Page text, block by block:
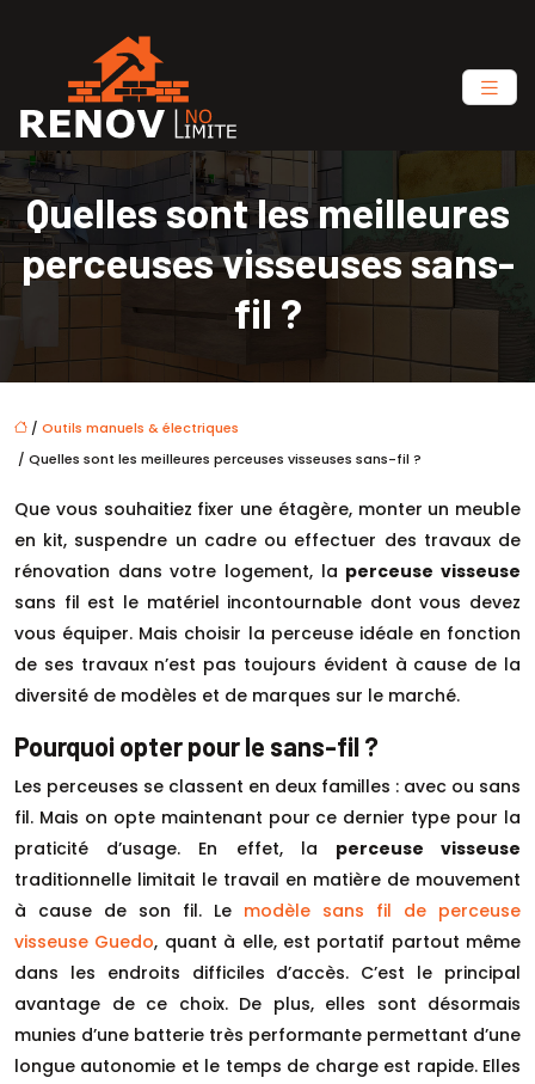
Quelles sont les meilleures
perceuses visseuses sans-
fil ?
/ Outils manuels & électriques
/ Quelles sont les meilleures perceuses visseuses sans-fil ?
Que vous souhaitiez fixer une étagère, monter un meuble
en kit, suspendre un cadre ou effectuer des travaux de
rénovation dans votre logement, la perceuse visseuse
sans fil est le matériel incontournable dont vous devez
vous équiper. Mais choisir la perceuse idéale en fonction
de ses travaux n’est pas toujours évident à cause de la
diversité de modèles et de marques sur le marché.
Pourquoi opter pour le sans-fil ?
Les perceuses se classent en deux familles : avec ou sans
fil. Mais on opte maintenant pour ce dernier type pour la
praticité d’usage. En effet, la perceuse visseuse
traditionnelle limitait le travail en matière de mouvement
à cause de son fil. Le modèle sans fil de perceuse
visseuse Guedo, quant à elle, est portatif partout même
dans les endroits difficiles d’accès. C’est le principal
avantage de ce choix. De plus, elles sont désormais
munies d’une batterie très performante permettant d’une
longue autonomie et le temps de charge est rapide. Elles